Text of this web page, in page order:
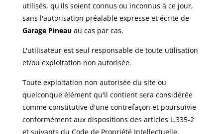
utilisés, qu'ils soient connus ou inconnus à ce jour,
sans l'autorisation préalable expresse et écrite de
Garage Pineau au cas par cas.
L'utilisateur est seul responsable de toute utilisation
et/ou exploitation non autorisée.
Toute exploitation non autorisée du site ou
quelconque élément qu'il contient sera considérée
comme constitutive d'une contrefaçon et poursuivie
conformément aux dispositions des articles L.335-2
et suivants du Code de Propriété Intellectuelle.